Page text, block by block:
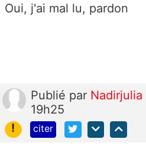
Oui, j'ai mal lu, pardon
Publié par Nadirjulia
19h25
!
citer